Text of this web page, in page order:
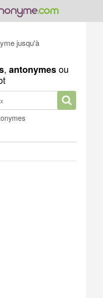
jusqu'à
, antonymesou